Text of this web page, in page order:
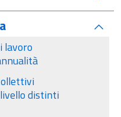
lavoro
distinti